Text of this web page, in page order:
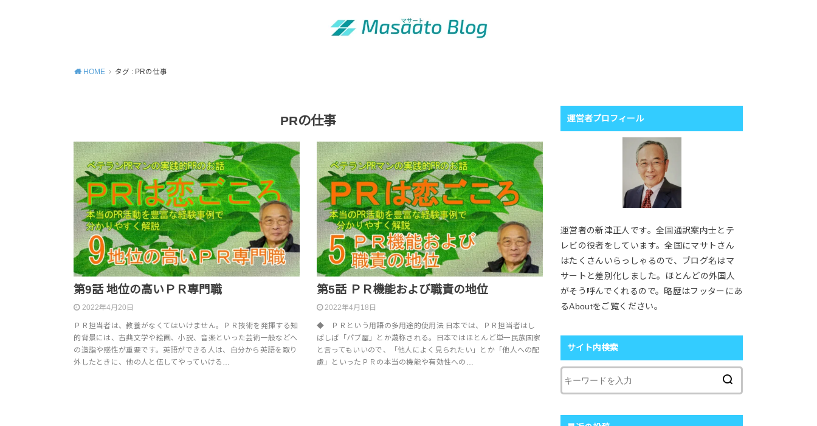
HOME タグ : PRの仕事
PRの仕事
第9話 地位の高いＰＲ専門職
2022年4月20日
ＰＲ担当者は、教養がなくてはいけません。ＰＲ技術を発揮する知
的背景には、古典文学や絵画、小説、音楽といった芸術一般などへ
の造詣や感性が重要です。英語ができる人は、自分から英語を取り
外したときに、他の人と伍してやっていける…
第5話 ＰＲ機能および職責の地位
2022年4月18日
◆ ＰＲという用語の多用途的使用法 日本では、ＰＲ担当者はし
ばしば「パブ屋」とか蔑称される。日本ではほとんど単一民族国家
と言ってもいいので、「他人によく見られたい」とか「他人への配
慮」といったＰＲの本当の機能や有効性への…
運営者プロフィール
運営者の新津正人です。全国通訳案内士とテ
レビの役者をしています。全国にマサトさん
はたくさんいらっしゃるので、ブログ名はマ
サートと差別化しました。ほとんどの外国人
がそう呼んでくれるので。略歴はフッターにあ
るAboutをご覧ください。
サイト内検索